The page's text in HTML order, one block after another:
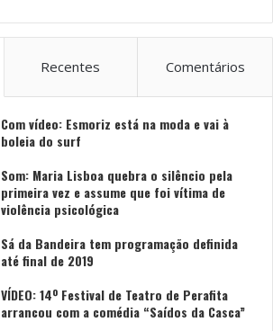
Recentes Comentários
Com vídeo: Esmoriz está na moda e vai à
boleia do surf
Som: Maria Lisboa quebra o silêncio pela
primeira vez e assume que foi vítima de
violência psicológica
Sá da Bandeira tem programação definida
até final de 2019
VÍDEO: 14º Festival de Teatro de Perafita
arrancou com a comédia “Saídos da Casca”